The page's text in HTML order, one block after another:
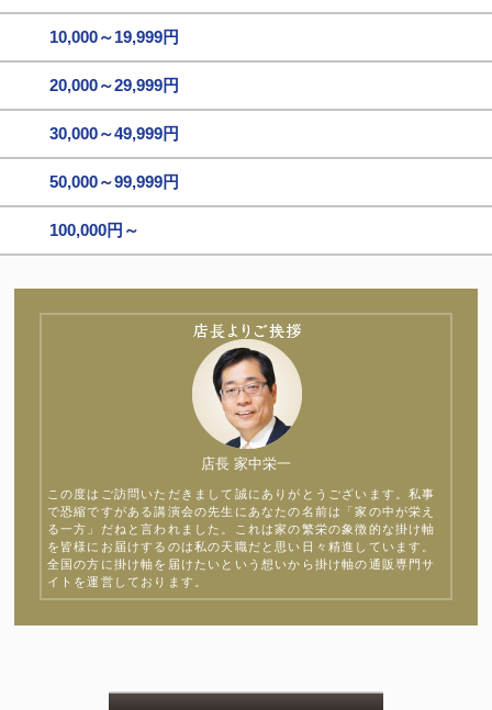
10,000～19,999円
20,000～29,999円
30,000～49,999円
50,000～99,999円
100,000円～
店長 家中栄一
この度はご訪問いただきまして誠にありがとうございます。私事
で恐縮ですがある講演会の先生にあなたの名前は「家の中が栄え
る一方」だねと言われました。これは家の繁栄の象徴的な掛け軸
を皆様にお届けするのは私の天職だと思い日々精進しています。
全国の方に掛け軸を届けたいという想いから掛け軸の通販専門サ
イトを運営しております。